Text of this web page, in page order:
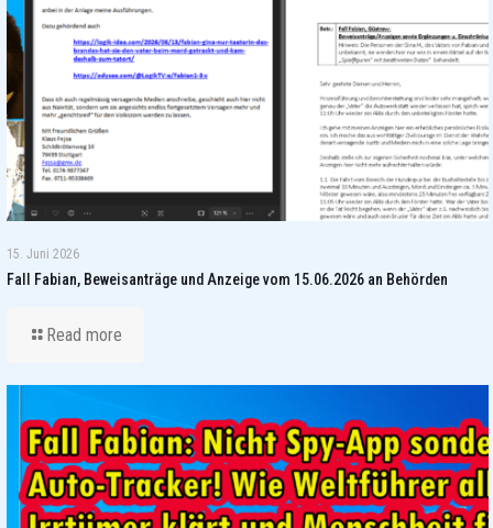
15. Juni 2026
Fall Fabian, Beweisanträge und Anzeige vom 15.06.2026 an Behörden
Read more